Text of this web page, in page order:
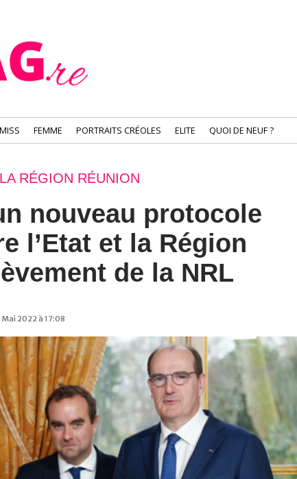
MISS FEMME PORTRAITS CRÉOLES ELITE QUOI DE NEUF ?
LA RÉGION RÉUNION
nouveau protocole
l’Etat et la Région
de la NRL
Mai 2022 à 17:08